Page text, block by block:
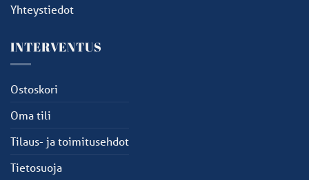
Yhteystiedot
INTERVENTUS
Ostoskori
Oma tili
Tilaus- ja toimitusehdot
Tietosuoja